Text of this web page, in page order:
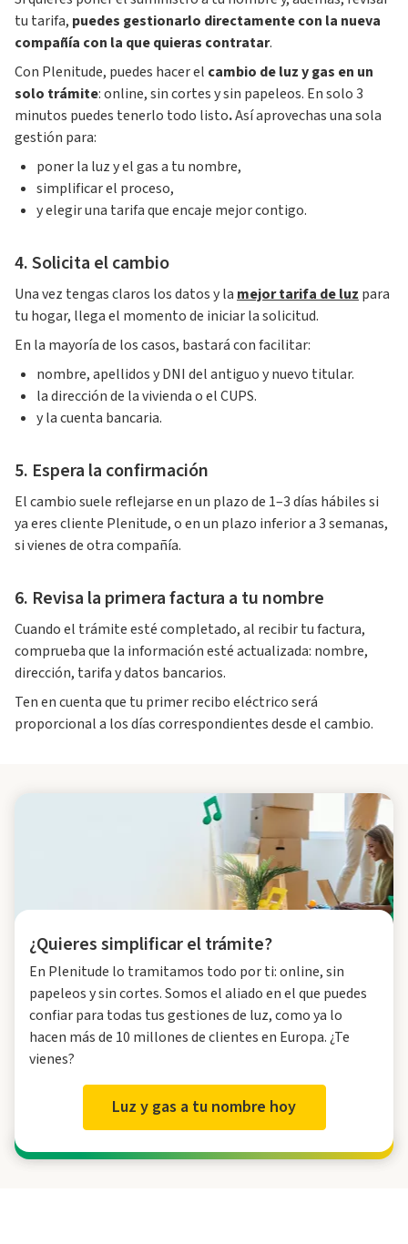
tu tarifa, puedes gestionarlo directamente con la nueva
compañía con la que quieras contratar.
Con Plenitude, puedes hacer el cambio de luz y gas en un
solo trámite: online, sin cortes y sin papeleos. En solo 3
minutos puedes tenerlo todo listo.Así aprovechas una sola
gestión para:
poner la luz y el gas a tu nombre,
simplificar el proceso,
y elegir una tarifa que encaje mejor contigo.
4. Solicita el cambio
Una vez tengas claros los datos y la mejor tarifa de luz para
tu hogar, llega el momento de iniciar la solicitud.
En la mayoría de los casos, bastará con facilitar:
nombre, apellidos y DNI del antiguo y nuevo titular.
la dirección de la vivienda o el CUPS.
y la cuenta bancaria.
5. Espera la confirmación
El cambio suele reflejarse en un plazo de 1–3 días hábiles si
ya eres cliente Plenitude, o en un plazo inferior a 3 semanas,
si vienes de otra compañía.
6. Revisa la primera factura a tu nombre
Cuando el trámite esté completado, al recibir tu factura,
comprueba que la información esté actualizada: nombre,
dirección, tarifa y datos bancarios.
Ten en cuenta que tu primer recibo eléctrico será
proporcional a los días correspondientes desde el cambio.
¿Quieres simplificar el trámite?
En Plenitude lo tramitamos todo por ti: online, sin
papeleos y sin cortes. Somos el aliado en el que puedes
confiar para todas tus gestiones de luz, como ya lo
hacen más de 10 millones de clientes en Europa. ¿Te
vienes?
Luz y gas a tu nombre hoy